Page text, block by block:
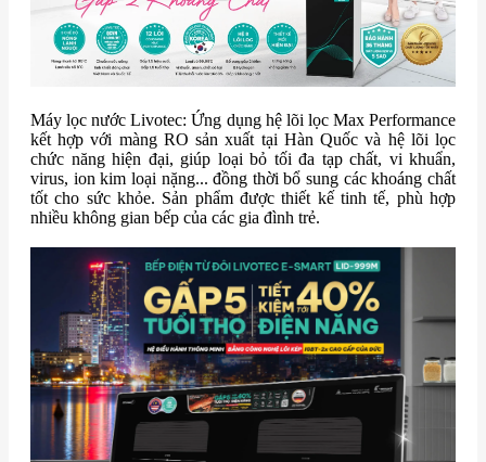
Máy lọc nước Livotec: Ứng dụng hệ lõi lọc Max Performance
kết hợp với màng RO sản xuất tại Hàn Quốc và hệ lõi lọc
chức năng hiện đại, giúp loại bỏ tối đa tạp chất, vi khuẩn,
virus, ion kim loại nặng... đồng thời bổ sung các khoáng chất
tốt cho sức khỏe. Sản phẩm được thiết kế tinh tế, phù hợp
nhiều không gian bếp của các gia đình trẻ.